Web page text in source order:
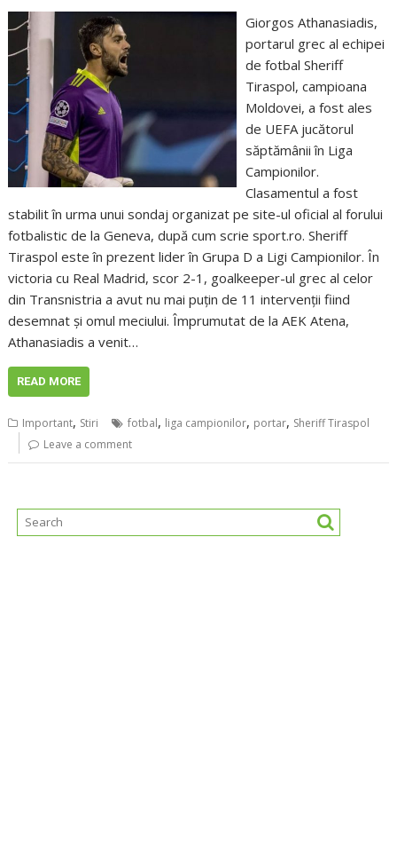
Giorgos Athanasiadis,
portarul grec al echipei
de fotbal Sheriff
Tiraspol, campioana
Moldovei, a fost ales
de UEFA jucătorul
săptămânii în Liga
Campionilor.
Clasamentul a fost
stabilit în urma unui sondaj organizat pe site-ul oficial al forului
fotbalistic de la Geneva, după cum scrie sport.ro. Sheriff
Tiraspol este în prezent lider în Grupa D a Ligi Campionilor. În
victoria cu Real Madrid, scor 2-1, goalkeeper-ul grec al celor
din Transnistria a avut nu mai puțin de 11 intervenții fiind
desemnat și omul meciului. Împrumutat de la AEK Atena,
Athanasiadis a venit…
READ MORE
Important, Stiri fotbal, liga campionilor, portar, Sheriff Tiraspol
Leave a comment